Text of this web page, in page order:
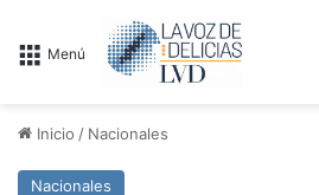
Menú
Inicio / Nacionales
Nacionales